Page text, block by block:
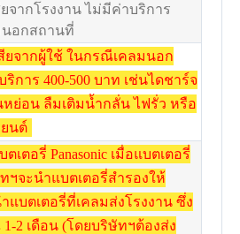
จากโรงงาน ไม่มีค่าบริการ
นอกสถานที่
ยจากผู้ใช้ ในกรณีเคลมนอก
การ 400-500 บาท เช่นไดชาร์จ
หย่อน ลืมเติมน้ำกลั่น ไฟรั่ว หรือ
นต์
เตอรี่ Panasonic เมื่อแบตเตอรี่
ฯจะนำแบตเตอรี่สำรองให้
บตเตอรี่ที่เคลมส่งโรงงาน ซึ่ง
2 เดือน (โดยบริษัทฯต้องส่ง